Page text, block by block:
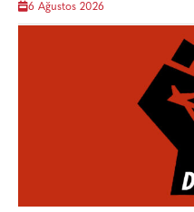
6 Ağustos 2026